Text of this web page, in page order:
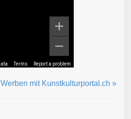
Terms Report a problem
Werben mit Kunstkulturportal.ch »